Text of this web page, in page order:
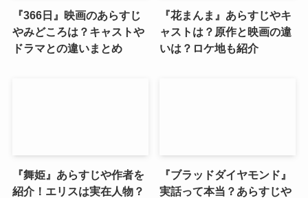
『366日』映画のあらすじ
やみどころは？キャストや
ドラマとの違いまとめ
『花まんま』あらすじやキ
ャストは？原作と映画の違
いは？ロケ地も紹介
『舞姫』あらすじや作者を
紹介！エリスは実在人物？
『ブラッドダイヤモンド』
実話って本当？あらすじや